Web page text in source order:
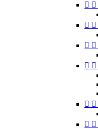
 
 
 
 
 
 